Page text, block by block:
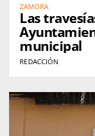
ZAMORA
Las
municipal
REDACCIÓN